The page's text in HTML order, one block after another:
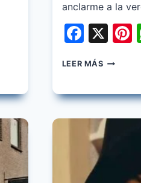
anclarme a la
X
LEER MÁSBERET